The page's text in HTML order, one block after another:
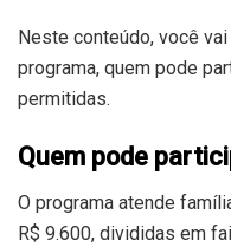
Neste conteúdo, você
programa, quem pode
permitidas.
Quem pode
O programa atende
R$ 9.600, divididas em